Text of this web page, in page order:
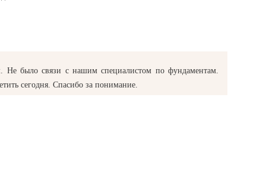
Не было связи с нашим специалистом по фундаментам.
сегодня. Спасибо за понимание.